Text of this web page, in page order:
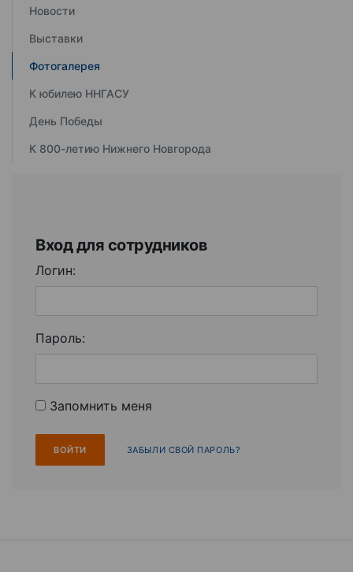
Новости
Выставки
Фотогалерея
К юбилею ННГАСУ
День Победы
К 800-летию Нижнего Новгорода
Вход для сотрудников
Логин:
Пароль:
Запомнить меня
ЗАБЫЛИ СВОЙ ПАРОЛЬ?